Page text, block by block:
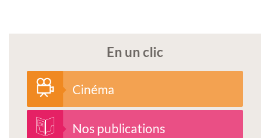
En un clic
Cinéma
Nos publications